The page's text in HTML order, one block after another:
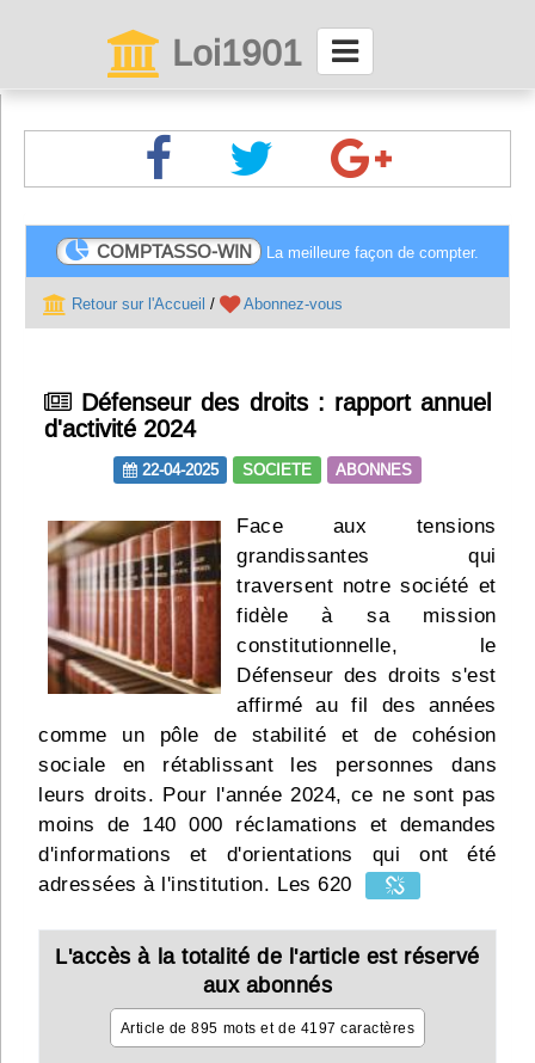
Loi1901
Abonnez-vous à LettrAsso
Menu général
Partager
Infos
Divers
Abo Lettrasso
Désabo Lettrasso
Nous contacter
COMPTASSO-WIN La meilleure façon de compter.
Retour sur l'Accueil / Abonnez-vous
Défenseur des droits : rapport annuel
d'activité 2024
22-04-2025 SOCIETE ABONNES
Face aux tensions
grandissantes qui
traversent notre société et
fidèle à sa mission
constitutionnelle, le
Défenseur des droits s'est
affirmé au fil des années
comme un pôle de stabilité et de cohésion
sociale en rétablissant les personnes dans
leurs droits. Pour l'année 2024, ce ne sont pas
moins de 140 000 réclamations et demandes
d'informations et d'orientations qui ont été
adressées à l'institution. Les 620
L'accès à la totalité de l'article est réservé
aux abonnés
Article de 895 mots et de 4197 caractères